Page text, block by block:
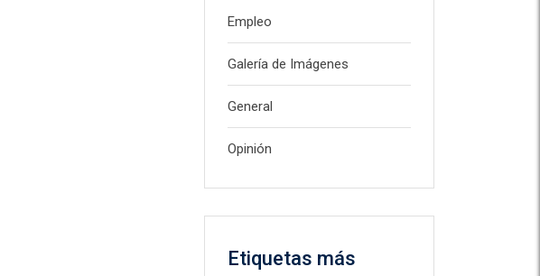
Empleo
Galería de Imágenes
General
Opinión
Etiquetas más